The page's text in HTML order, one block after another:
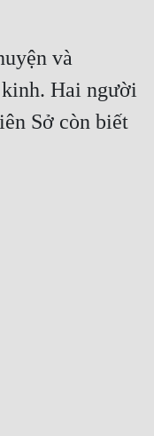
và
Hai người
Sở còn biết